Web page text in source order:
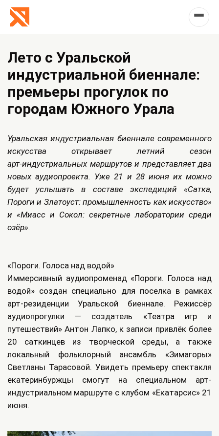
Лето с Уральской
индустриальной биеннале:
премьеры прогулок по
городам Южного Урала
Уральская индустриальная биеннале современного
искусства открывает летний сезон
арт‑индустриальных маршрутов и представляет два
новых аудиопроекта. Уже 21 и 28 июня их можно
будет услышать в составе экспедиций «Сатка,
Пороги и Златоуст: промышленность как искусство»
и «Миасс и Сокол: секретные лаборатории среди
озёр».
«Пороги. Голоса над водой»
Иммерсивный аудиопроменад «Пороги. Голоса над
водой» создан специально для поселка в рамках
арт‑резиденции Уральской биеннале. Режиссёр
аудиопрогулки — создатель «Театра игр и
путешествий» Антон Лапко, к записи привлёк более
20 саткинцев из творческой среды, а также
локальный фольклорный ансамбль «Зимагоры»
Светланы Тарасовой. Увидеть премьеру спектакля
екатеринбуржцы смогут на специальном арт-
индустриальном маршруте с клубом «Екатарсис» 21
июня.